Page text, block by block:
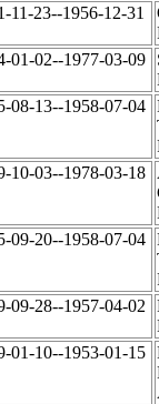
11-23--1956-12-31
01-02--1977-03-09
08-13--1958-07-04
10-03--1978-03-18
09-20--1958-07-04
09-28--1957-04-02
01-10--1953-01-15